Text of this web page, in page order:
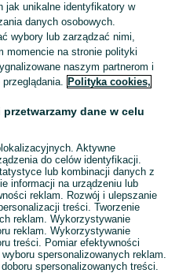
Skorzystaj z największego serwisu ogłoszeniowego - Skorzęcin i okolice! Kupuj to, czego pragniesz i sprzedawaj to, czego już nie potrzebujesz!
jak unikalne identyfikatory w
danych osobowych.
wybory lub zarządzać nimi,
momencie na stronie polityki
naszym partnerom i
przeglądania. Polityka cookies,
dane w celu
Aktywne
do celów identyfikacji.
lub kombinacji danych z
informacji na urządzeniu lub
reklam. Rozwój i ulepszanie
treści. Tworzenie
reklam. Wykorzystywanie
reklam. Wykorzystywanie
treści. Pomiar efektywności
spersonalizowanych reklam.
spersonalizowanych treści.